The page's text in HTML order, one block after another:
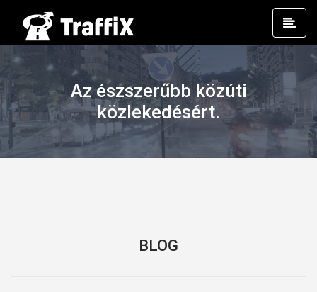
Az észszerűbb közúti
közlekedésért.
BLOG